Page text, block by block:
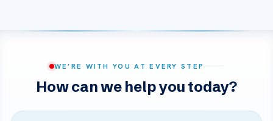
WE’RE WITH YOU AT EVERY STEP
How can we help you today?